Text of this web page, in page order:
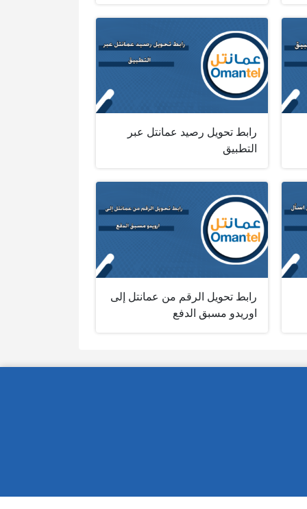
رابط تحويل رصيد عمانتل عبر
التطبيق
رابط تحويل الرقم من عمانتل إلى
اوريدو مسبق الدفع